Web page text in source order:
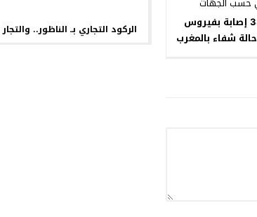
تسجيل 333 إصابة بفيروس
كورونا و 64 حالة شفاء بالمغرب
الركود التجاري بــ الناظور..